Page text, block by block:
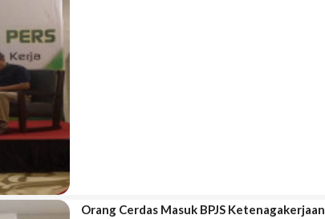
Orang Cerdas Masuk BPJS Ketenagakerjaan